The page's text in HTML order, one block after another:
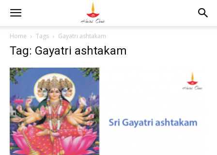
Home Tags Gayatri ashtakam
Tag: Gayatri ashtakam